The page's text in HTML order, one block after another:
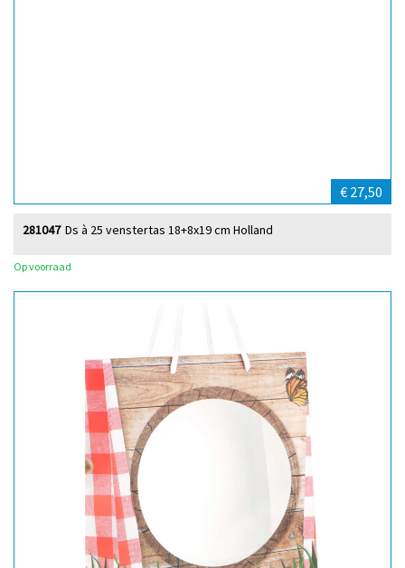
€ 27,50
Ds à 25 venstertas 18+8x19 cm Holland
281047
Op voorraad